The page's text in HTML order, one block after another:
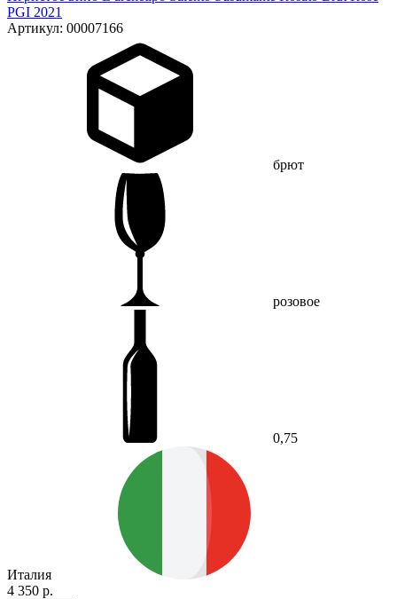
PGI 2021
Артикул: 00007166
брют
розовое
0,75
Италия
4 350 р.